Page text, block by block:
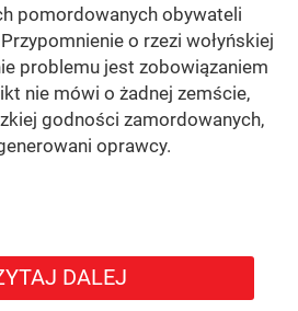
pomordowanych obywateli
o rzezi wołyńskiej
problemu jest zobowiązaniem
nie mówi o żadnej zemście,
godności zamordowanych,
oprawcy.
DALEJ